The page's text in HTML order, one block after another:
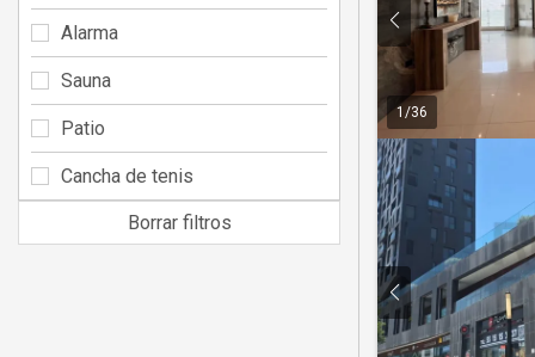
1 /36
Alarma
Sauna
Patio
Cancha de tenis
Borrar filtros